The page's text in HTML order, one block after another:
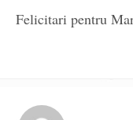
Felicitari pentru